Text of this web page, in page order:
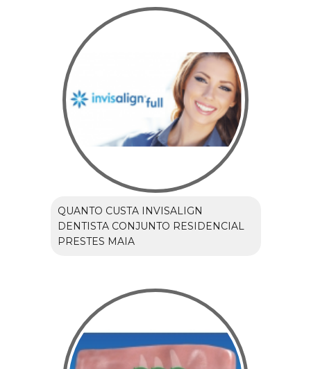
QUANTO CUSTA INVISALIGN
DENTISTA CONJUNTO RESIDENCIAL
PRESTES MAIA